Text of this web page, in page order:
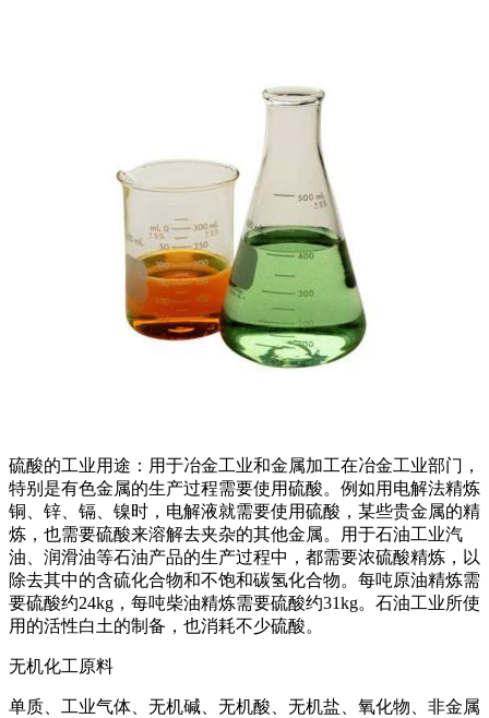
硫酸的工业用途：用于冶金工业和金属加工在冶金工业部门，
特别是有色金属的生产过程需要使用硫酸。例如用电解法精炼
铜、锌、镉、镍时，电解液就需要使用硫酸，某些贵金属的精
炼，也需要硫酸来溶解去夹杂的其他金属。用于石油工业汽
油、润滑油等石油产品的生产过程中，都需要浓硫酸精炼，以
除去其中的含硫化合物和不饱和碳氢化合物。每吨原油精炼需
要硫酸约24kg，每吨柴油精炼需要硫酸约31kg。石油工业所使
用的活性白土的制备，也消耗不少硫酸。
无机化工原料
单质、工业气体、无机碱、无机酸、无机盐、氧化物、非金属